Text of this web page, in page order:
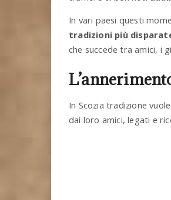
In vari paesi questi
tradizioni più
che succede tra amici, i
In Scozia tradizione
dai loro amici, legati e